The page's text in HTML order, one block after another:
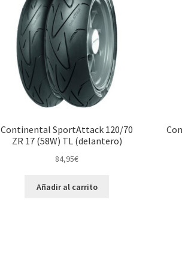
Continental SportAttack 120/70
ZR 17 (58W) TL (delantero)
84,95€
Añadir al carrito